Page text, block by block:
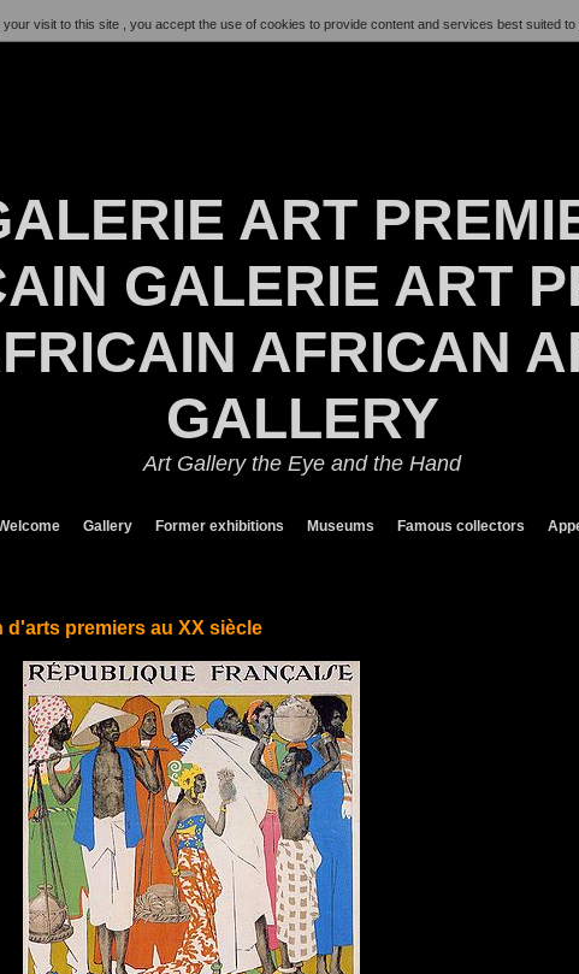
your visit to this site , you accept the use of cookies to provide content and services best suited to
ART
GALERIE ART
AFRICAN
GALLERY
Art Gallery the Eye and the Hand
Gallery Former exhibitions Museums Famous collectors
premiers au XX siècle